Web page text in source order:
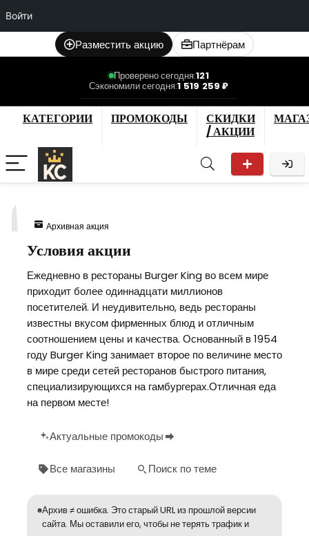
Войти
Разместить акцию Партнёрам
Проверено сегодня:121
Сэкономили сегодня:1 519 259 ₽
КАТЕГОРИИ ПРОМОКОДЫ
СКИДКИ
/ АКЦИИ
Архивная акция
Условия акции
Ежедневно в рестораны Burger King во всем мире
приходит более одиннадцати миллионов
посетителей. И неудивительно, ведь рестораны
известны вкусом фирменных блюд и отличным
соотношением цены и качества. Основанный в 1954
году Burger King занимает второе по величине место
в мире среди сетей ресторанов быстрого питания,
специализирующихся на гамбургерах.Отличная еда
на первом месте!
Актуальные промокоды
Все магазины Поиск по теме
Архив ≠ ошибка. Это старый URL из прошлой версии
сайта. Мы оставили его, чтобы не терять трафик и